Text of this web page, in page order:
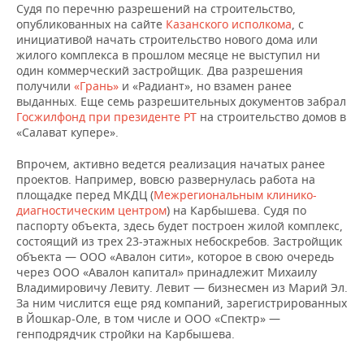
Судя по перечню разрешений на строительство,
опубликованных на сайте Казанского исполкома, с
инициативой начать строительство нового дома или
жилого комплекса в прошлом месяце не выступил ни
один коммерческий застройщик. Два разрешения
получили «Грань» и «Радиант», но взамен ранее
выданных. Еще семь разрешительных документов забрал
Госжилфонд при президенте РТ на строительство домов в
«Салават купере».
Впрочем, активно ведется реализация начатых ранее
проектов. Например, вовсю развернулась работа на
площадке перед МКДЦ (Межрегиональным клинико-
диагностическим центром) на Карбышева. Судя по
паспорту объекта, здесь будет построен жилой комплекс,
состоящий из трех 23-этажных небоскребов. Застройщик
объекта — ООО «Авалон сити», которое в свою очередь
через ООО «Авалон капитал» принадлежит Михаилу
Владимировичу Левиту. Левит — бизнесмен из Марий Эл.
За ним числится еще ряд компаний, зарегистрированных
в Йошкар-Оле, в том числе и ООО «Спектр» —
генподрядчик стройки на Карбышева.